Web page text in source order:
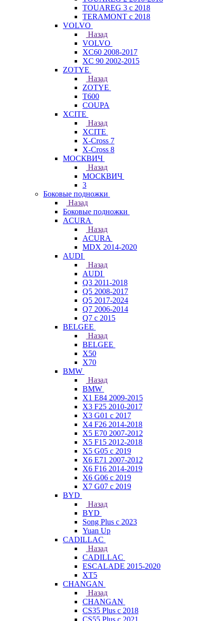
TOUAREG 3 с 2018
TERAMONT с 2018
VOLVO
Назад
VOLVO
XC60 2008-2017
XC 90 2002-2015
ZOTYE
Назад
ZOTYE
T600
COUPA
XCITE
Назад
XCITE
X-Cross 7
X-Cross 8
МОСКВИЧ
Назад
МОСКВИЧ
3
Боковые подножки
Назад
Боковые подножки
ACURA
Назад
ACURA
MDX 2014-2020
AUDI
Назад
AUDI
Q3 2011-2018
Q5 2008-2017
Q5 2017-2024
Q7 2006-2014
Q7 с 2015
BELGEE
Назад
BELGEE
X50
X70
BMW
Назад
BMW
X1 E84 2009-2015
X3 F25 2010-2017
X3 G01 с 2017
X4 F26 2014-2018
X5 E70 2007-2012
X5 F15 2012-2018
X5 G05 с 2019
X6 E71 2007-2012
X6 F16 2014-2019
X6 G06 с 2019
X7 G07 с 2019
BYD
Назад
BYD
Song Plus с 2023
Yuan Up
CADILLAC
Назад
CADILLAC
ESСALADE 2015-2020
XT5
CHANGAN
Назад
CHANGAN
CS35 Plus с 2018
CS55 Plus с 2021